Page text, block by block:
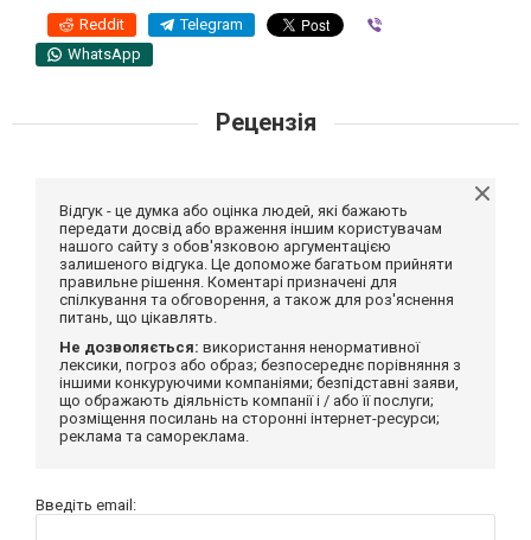
Reddit Telegram
WhatsApp
Рецензія
Відгук - це думка або оцінка людей, які бажають
передати досвід або враження іншим користувачам
нашого сайту з обов'язковою аргументацією
залишеного відгука. Це допоможе багатьом прийняти
правильне рішення. Коментарі призначені для
спілкування та обговорення, а також для роз'яснення
питань, що цікавлять.
Не дозволяється: використання ненормативної
лексики, погроз або образ; безпосереднє порівняння з
іншими конкуруючими компаніями; безпідставні заяви,
що ображають діяльність компанії і / або її послуги;
розміщення посилань на сторонні інтернет-ресурси;
реклама та самореклама.
Введіть email: